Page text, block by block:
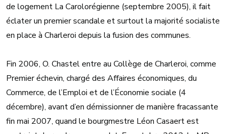
de logement La Carolorégienne (septembre 2005), il fait
éclater un premier scandale et surtout la majorité socialiste
en place à Charleroi depuis la fusion des communes.
Fin 2006, O. Chastel entre au Collège de Charleroi, comme
Premier échevin, chargé des Affaires économiques, du
Commerce, de l’Emploi et de l’Économie sociale (4
décembre), avant d’en démissionner de manière fracassante
fin mai 2007, quand le bourgmestre Léon Casaert est